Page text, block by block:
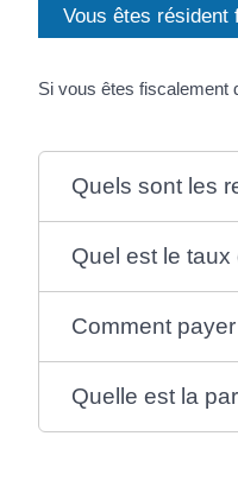
Vous êtes résident
Si vous êtes fiscalement
Quels sont les
Quel est le
Comment
Quelle est la